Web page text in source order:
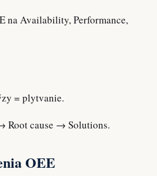
na Availability, Performance,
= plytvanie.
Root cause → Solutions.
OEE